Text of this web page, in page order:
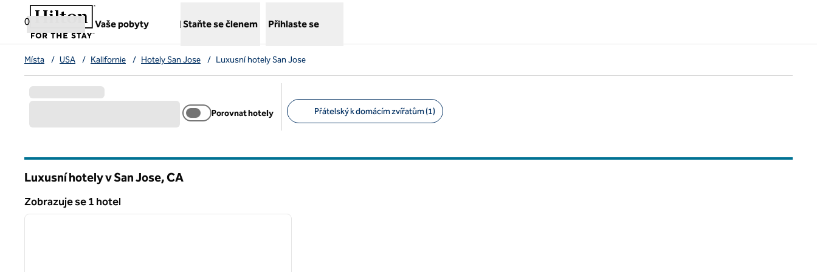
Přejít na obsah
0
Vaše pobyty
,otvírá novou záložku
Staňte se členem Přihlaste se
Místa / USA / Kalifornie / Hotely San Jose / Luxusní hotely San Jose
Porovnat hotely Přátelský k domácím zvířatům (1)
Luxusní hotely v San Jose,CA
Zobrazuje se 1 hotel
Zobrazuje se 1 hotel
1 z 12
další obrázek